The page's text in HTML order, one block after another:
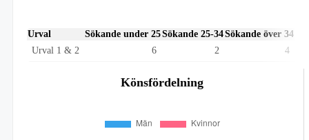
Urval Sökande under 25Sökande 25-34Sökande över 34
Urval 1 & 2
6 2 4
Könsfördelning